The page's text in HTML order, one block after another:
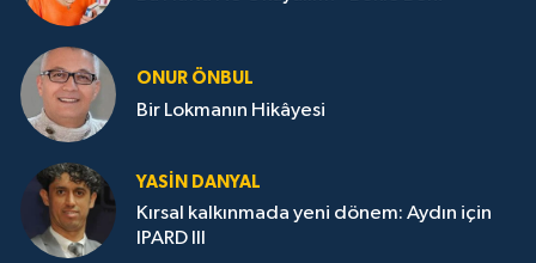
ONUR ÖNBUL
Bir Lokmanın Hikâyesi
YASIN DANYAL
Kırsal kalkınmada yeni dönem: Aydın için
IPARD III